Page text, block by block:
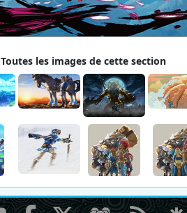
Toutes les images de cette section